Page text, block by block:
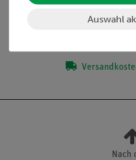
Media / Downloads
Nach
Auswahl